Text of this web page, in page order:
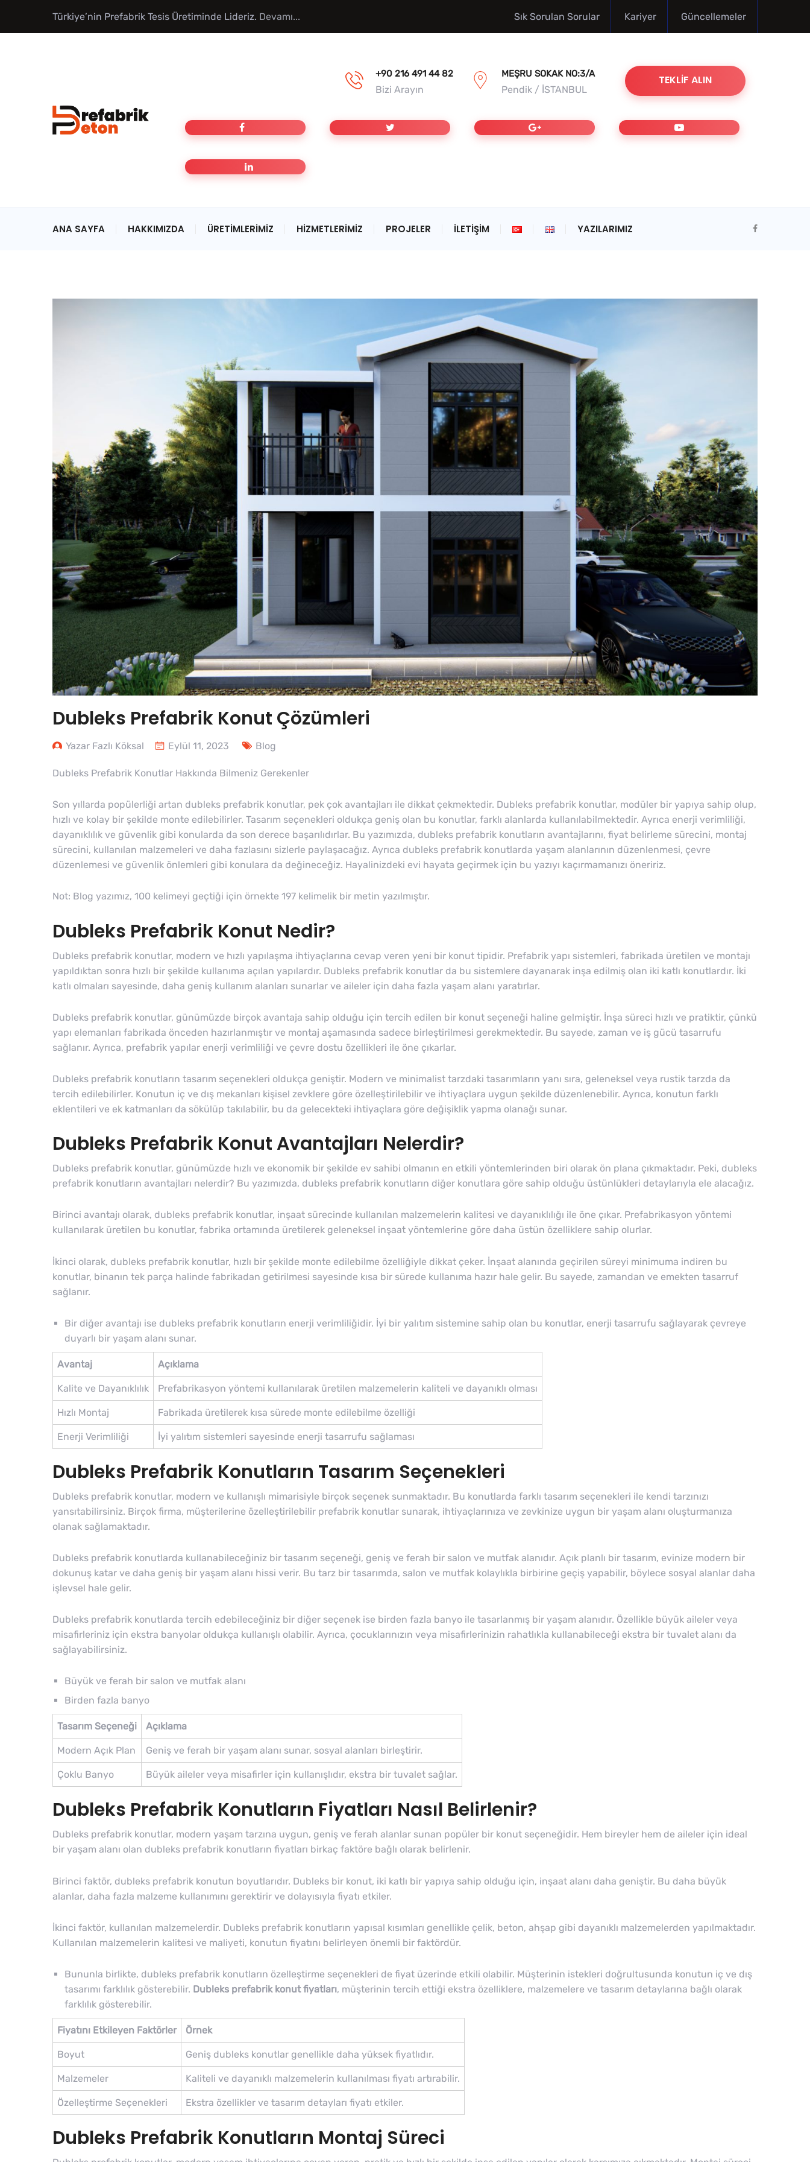
Türkiye’nin Prefabrik Tesis Üretiminde Lideriz. Devamı... Sık Sorulan Sorular Kariyer Güncellemeler
+90 216 491 44 82
Bizi Arayın
MEŞRU SOKAK NO:3/A
Pendik / İSTANBUL
TEKLIF ALIN
ANA SAYFA HAKKIMIZDA ÜRETIMLERIMIZ HIZMETLERIMIZ PROJELER İLETIŞIM YAZILARIMIZ
Dubleks Prefabrik Konut Çözümleri
Yazar Fazlı Köksal Eylül 11, 2023 Blog
Dubleks Prefabrik Konutlar Hakkında Bilmeniz Gerekenler
Son yıllarda popülerliği artan dubleks prefabrik konutlar, pek çok avantajları ile dikkat çekmektedir. Dubleks prefabrik konutlar, modüler bir yapıya sahip olup,
hızlı ve kolay bir şekilde monte edilebilirler. Tasarım seçenekleri oldukça geniş olan bu konutlar, farklı alanlarda kullanılabilmektedir. Ayrıca enerji verimliliği,
dayanıklılık ve güvenlik gibi konularda da son derece başarılıdırlar. Bu yazımızda, dubleks prefabrik konutların avantajlarını, fiyat belirleme sürecini, montaj
sürecini, kullanılan malzemeleri ve daha fazlasını sizlerle paylaşacağız. Ayrıca dubleks prefabrik konutlarda yaşam alanlarının düzenlenmesi, çevre
düzenlemesi ve güvenlik önlemleri gibi konulara da değineceğiz. Hayalinizdeki evi hayata geçirmek için bu yazıyı kaçırmamanızı öneririz.
Not: Blog yazımız, 100 kelimeyi geçtiği için örnekte 197 kelimelik bir metin yazılmıştır.
Dubleks Prefabrik Konut Nedir?
Dubleks prefabrik konutlar, modern ve hızlı yapılaşma ihtiyaçlarına cevap veren yeni bir konut tipidir. Prefabrik yapı sistemleri, fabrikada üretilen ve montajı
yapıldıktan sonra hızlı bir şekilde kullanıma açılan yapılardır. Dubleks prefabrik konutlar da bu sistemlere dayanarak inşa edilmiş olan iki katlı konutlardır. İki
katlı olmaları sayesinde, daha geniş kullanım alanları sunarlar ve aileler için daha fazla yaşam alanı yaratırlar.
Dubleks prefabrik konutlar, günümüzde birçok avantaja sahip olduğu için tercih edilen bir konut seçeneği haline gelmiştir. İnşa süreci hızlı ve pratiktir, çünkü
yapı elemanları fabrikada önceden hazırlanmıştır ve montaj aşamasında sadece birleştirilmesi gerekmektedir. Bu sayede, zaman ve iş gücü tasarrufu
sağlanır. Ayrıca, prefabrik yapılar enerji verimliliği ve çevre dostu özellikleri ile öne çıkarlar.
Dubleks prefabrik konutların tasarım seçenekleri oldukça geniştir. Modern ve minimalist tarzdaki tasarımların yanı sıra, geleneksel veya rustik tarzda da
tercih edilebilirler. Konutun iç ve dış mekanları kişisel zevklere göre özelleştirilebilir ve ihtiyaçlara uygun şekilde düzenlenebilir. Ayrıca, konutun farklı
eklentileri ve ek katmanları da sökülüp takılabilir, bu da gelecekteki ihtiyaçlara göre değişiklik yapma olanağı sunar.
Dubleks Prefabrik Konut Avantajları Nelerdir?
Dubleks prefabrik konutlar, günümüzde hızlı ve ekonomik bir şekilde ev sahibi olmanın en etkili yöntemlerinden biri olarak ön plana çıkmaktadır. Peki, dubleks
prefabrik konutların avantajları nelerdir? Bu yazımızda, dubleks prefabrik konutların diğer konutlara göre sahip olduğu üstünlükleri detaylarıyla ele alacağız.
Birinci avantajı olarak, dubleks prefabrik konutlar, inşaat sürecinde kullanılan malzemelerin kalitesi ve dayanıklılığı ile öne çıkar. Prefabrikasyon yöntemi
kullanılarak üretilen bu konutlar, fabrika ortamında üretilerek geleneksel inşaat yöntemlerine göre daha üstün özelliklere sahip olurlar.
İkinci olarak, dubleks prefabrik konutlar, hızlı bir şekilde monte edilebilme özelliğiyle dikkat çeker. İnşaat alanında geçirilen süreyi minimuma indiren bu
konutlar, binanın tek parça halinde fabrikadan getirilmesi sayesinde kısa bir sürede kullanıma hazır hale gelir. Bu sayede, zamandan ve emekten tasarruf
sağlanır.
Bir diğer avantajı ise dubleks prefabrik konutların enerji verimliliğidir. İyi bir yalıtım sistemine sahip olan bu konutlar, enerji tasarrufu sağlayarak çevreye
duyarlı bir yaşam alanı sunar.
Avantaj Açıklama
Kalite ve Dayanıklılık Prefabrikasyon yöntemi kullanılarak üretilen malzemelerin kaliteli ve dayanıklı olması
Hızlı Montaj Fabrikada üretilerek kısa sürede monte edilebilme özelliği
Enerji Verimliliği İyi yalıtım sistemleri sayesinde enerji tasarrufu sağlaması
Dubleks Prefabrik Konutların Tasarım Seçenekleri
Dubleks prefabrik konutlar, modern ve kullanışlı mimarisiyle birçok seçenek sunmaktadır. Bu konutlarda farklı tasarım seçenekleri ile kendi tarzınızı
yansıtabilirsiniz. Birçok firma, müşterilerine özelleştirilebilir prefabrik konutlar sunarak, ihtiyaçlarınıza ve zevkinize uygun bir yaşam alanı oluşturmanıza
olanak sağlamaktadır.
Dubleks prefabrik konutlarda kullanabileceğiniz bir tasarım seçeneği, geniş ve ferah bir salon ve mutfak alanıdır. Açık planlı bir tasarım, evinize modern bir
dokunuş katar ve daha geniş bir yaşam alanı hissi verir. Bu tarz bir tasarımda, salon ve mutfak kolaylıkla birbirine geçiş yapabilir, böylece sosyal alanlar daha
işlevsel hale gelir.
Dubleks prefabrik konutlarda tercih edebileceğiniz bir diğer seçenek ise birden fazla banyo ile tasarlanmış bir yaşam alanıdır. Özellikle büyük aileler veya
misafirleriniz için ekstra banyolar oldukça kullanışlı olabilir. Ayrıca, çocuklarınızın veya misafirlerinizin rahatlıkla kullanabileceği ekstra bir tuvalet alanı da
sağlayabilirsiniz.
Büyük ve ferah bir salon ve mutfak alanı
Birden fazla banyo
Tasarım Seçeneği Açıklama
Modern Açık Plan Geniş ve ferah bir yaşam alanı sunar, sosyal alanları birleştirir.
Çoklu Banyo Büyük aileler veya misafirler için kullanışlıdır, ekstra bir tuvalet sağlar.
Dubleks Prefabrik Konutların Fiyatları Nasıl Belirlenir?
Dubleks prefabrik konutlar, modern yaşam tarzına uygun, geniş ve ferah alanlar sunan popüler bir konut seçeneğidir. Hem bireyler hem de aileler için ideal
bir yaşam alanı olan dubleks prefabrik konutların fiyatları birkaç faktöre bağlı olarak belirlenir.
Birinci faktör, dubleks prefabrik konutun boyutlarıdır. Dubleks bir konut, iki katlı bir yapıya sahip olduğu için, inşaat alanı daha geniştir. Bu daha büyük
alanlar, daha fazla malzeme kullanımını gerektirir ve dolayısıyla fiyatı etkiler.
İkinci faktör, kullanılan malzemelerdir. Dubleks prefabrik konutların yapısal kısımları genellikle çelik, beton, ahşap gibi dayanıklı malzemelerden yapılmaktadır.
Kullanılan malzemelerin kalitesi ve maliyeti, konutun fiyatını belirleyen önemli bir faktördür.
Bununla birlikte, dubleks prefabrik konutların özelleştirme seçenekleri de fiyat üzerinde etkili olabilir. Müşterinin istekleri doğrultusunda konutun iç ve dış
tasarımı farklılık gösterebilir. Dubleks prefabrik konut fiyatları, müşterinin tercih ettiği ekstra özelliklere, malzemelere ve tasarım detaylarına bağlı olarak
farklılık gösterebilir.
Fiyatını Etkileyen Faktörler Örnek
Boyut Geniş dubleks konutlar genellikle daha yüksek fiyatlıdır.
Malzemeler Kaliteli ve dayanıklı malzemelerin kullanılması fiyatı artırabilir.
Özelleştirme Seçenekleri Ekstra özellikler ve tasarım detayları fiyatı etkiler.
Dubleks Prefabrik Konutların Montaj Süreci